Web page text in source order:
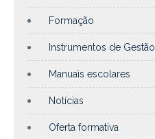
Formação
Instrumentos de Gestão
Manuais escolares
Notícias
Oferta formativa